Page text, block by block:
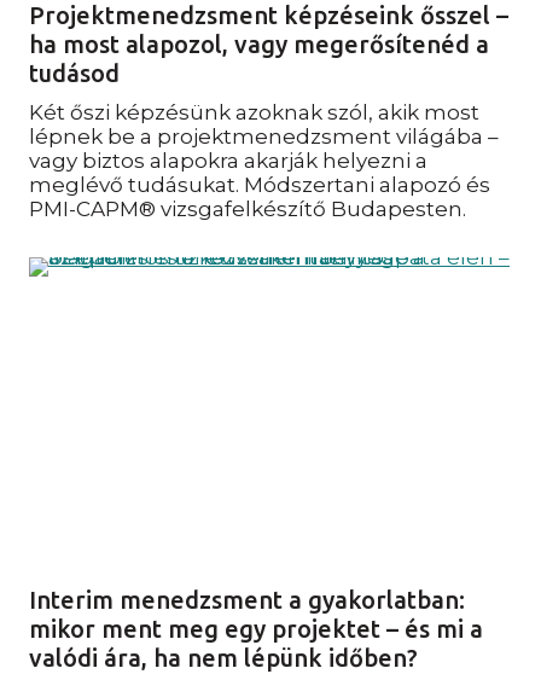
Projektmenedzsment képzéseink ősszel –
ha most alapozol, vagy megerősítenéd a
tudásod
Két őszi képzésünk azoknak szól, akik most
lépnek be a projektmenedzsment világába –
vagy biztos alapokra akarják helyezni a
meglévő tudásukat. Módszertani alapozó és
PMI-CAPM® vizsgafelkészítő Budapesten.
Interim menedzsment a gyakorlatban:
mikor ment meg egy projektet – és mi a
valódi ára, ha nem lépünk időben?